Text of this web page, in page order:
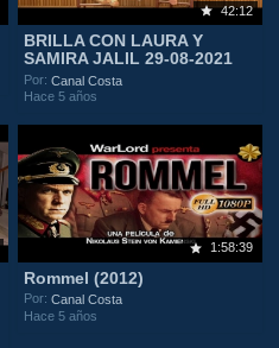
42:12
BRILLA CON LAURA Y
SAMIRA JALIL 29-08-2021
Por:Canal Costa
Hace 5 años
1:58:39
Rommel (2012)
Por:Canal Costa
Hace 5 años